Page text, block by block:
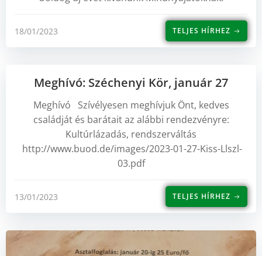
18/01/2023 TELJES HÍRHEZ
Meghívó: Széchenyi Kör, január 27
Meghívó Szívélyesen meghívjuk Önt, kedves
családját és barátait az alábbi rendezvényre:
Kultúrlázadás, rendszerváltás
http://www.buod.de/images/2023-01-27-Kiss-Llszl-
03.pdf
13/01/2023 TELJES HÍRHEZ